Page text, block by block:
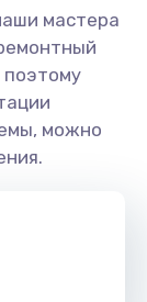
диска)
мастера
поэтому
можно